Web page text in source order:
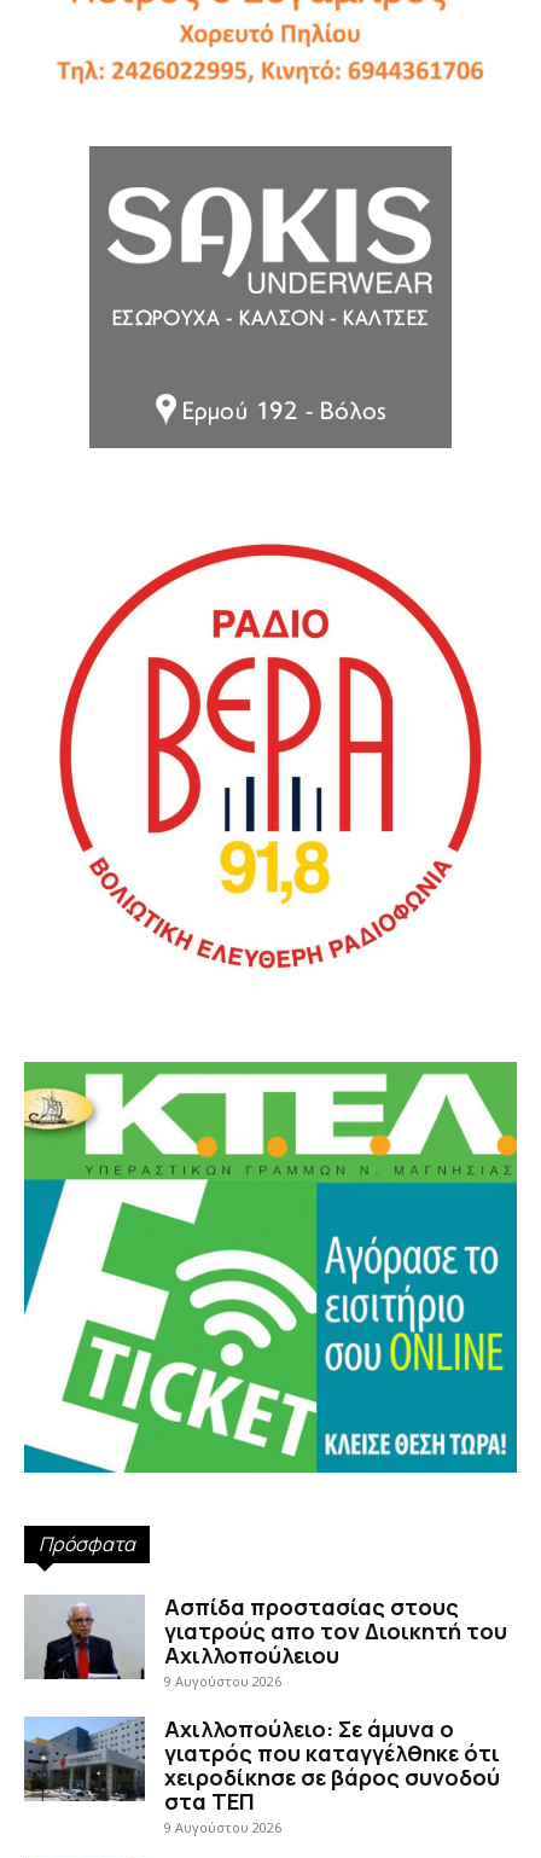
Πρόσφατα
Ασπίδα προστασίας στους
γιατρούς απο τον Διοικητή του
Αχιλλοπούλειου
9 Αυγούστου 2026
Αχιλλοπούλειο: Σε άμυνα ο
γιατρός που καταγγέλθηκε ότι
χειροδίκησε σε βάρος συνοδού
στα ΤΕΠ
9 Αυγούστου 2026